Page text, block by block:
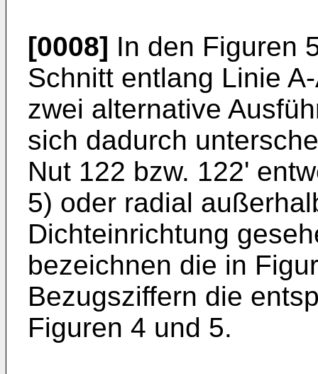
[0008] In den Figuren
Schnitt entlang Linie
zwei alternative
sich dadurch
Nut 122 bzw. 122'
5) oder radial
Dichteinrichtung
bezeichnen die in
Bezugsziffern die
Figuren 4 und 5.